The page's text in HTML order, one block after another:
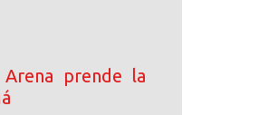
prende la